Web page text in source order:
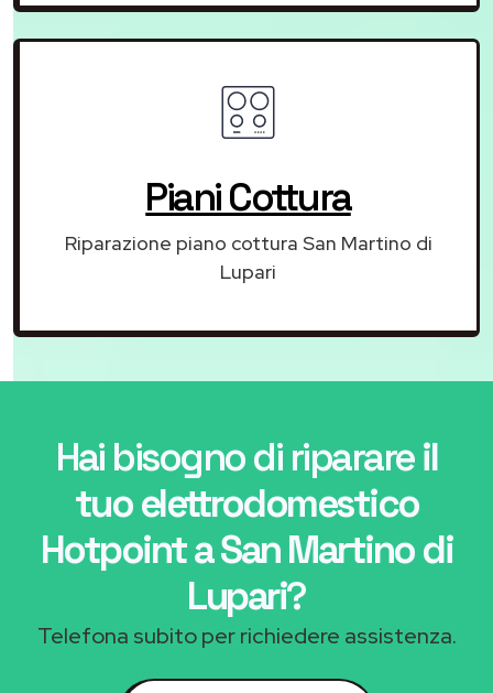
Piani Cottura
Riparazione piano cottura San Martino di
Lupari
Hai bisogno di riparareil
tuo elettrodomestico
Hotpoint a San Martino di
Lupari?
Telefona subito per richiedere assistenza.